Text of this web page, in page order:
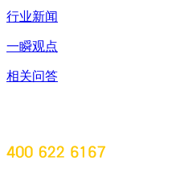
行业新闻
一瞬观点
相关问答